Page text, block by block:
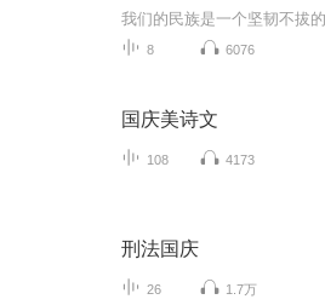
8 6076
国庆美诗文
108 4173
刑法国庆
26 1.7万